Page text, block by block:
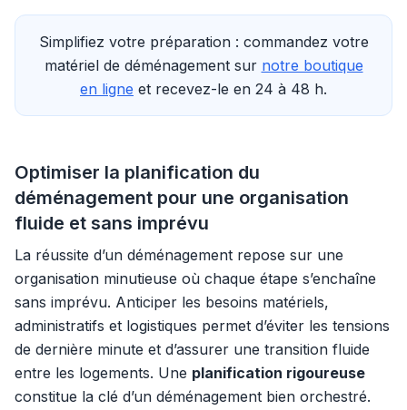
Simplifiez votre préparation : commandez votre
matériel de déménagement sur notre boutique
en ligne et recevez-le en 24 à 48 h.
Optimiser la planification du
déménagement pour une organisation
fluide et sans imprévu
La réussite d’un déménagement repose sur une
organisation minutieuse où chaque étape s’enchaîne
sans imprévu. Anticiper les besoins matériels,
administratifs et logistiques permet d’éviter les tensions
de dernière minute et d’assurer une transition fluide
entre les logements. Une planification rigoureuse
constitue la clé d’un déménagement bien orchestré.